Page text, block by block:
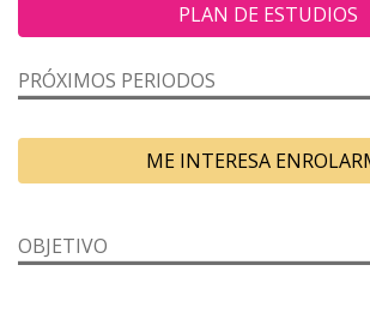
PLAN DE ESTUDIOS
PRÓXIMOS PERIODOS
ME INTERESA
OBJETIVO